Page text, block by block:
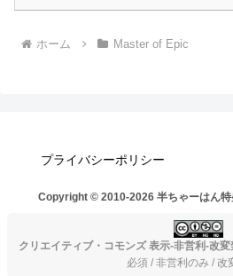
ホーム Master of Epic
プライバシーポリシー
Copyright © 2010-2026 半ちゃーはん
クリエイティブ・コモンズ 表示-非営利-改
必須 / 非営利のみ / 改